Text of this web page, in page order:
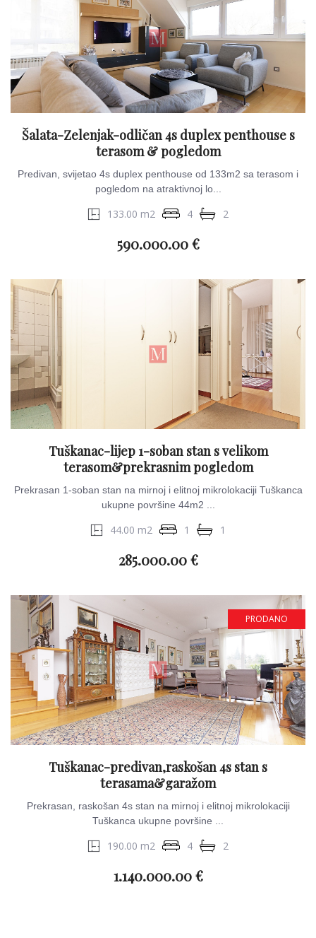
Šalata-Zelenjak-odličan 4s duplex penthouse s
terasom & pogledom
Predivan, svijetao 4s duplex penthouse od 133m2 sa terasom i
pogledom na atraktivnoj lo...
133.00 m2 4 2
590.000.00 €
Tuškanac-lijep 1-soban stan s velikom
terasom&prekrasnim pogledom
Prekrasan 1-soban stan na mirnoj i elitnoj mikrolokaciji Tuškanca
ukupne površine 44m2 ...
44.00 m2 1 1
285.000.00 €
PRODANO
Tuškanac-predivan,raskošan 4s stan s
terasama&garažom
Prekrasan, raskošan 4s stan na mirnoj i elitnoj mikrolokaciji
Tuškanca ukupne površine ...
190.00 m2 4 2
1.140.000.00 €